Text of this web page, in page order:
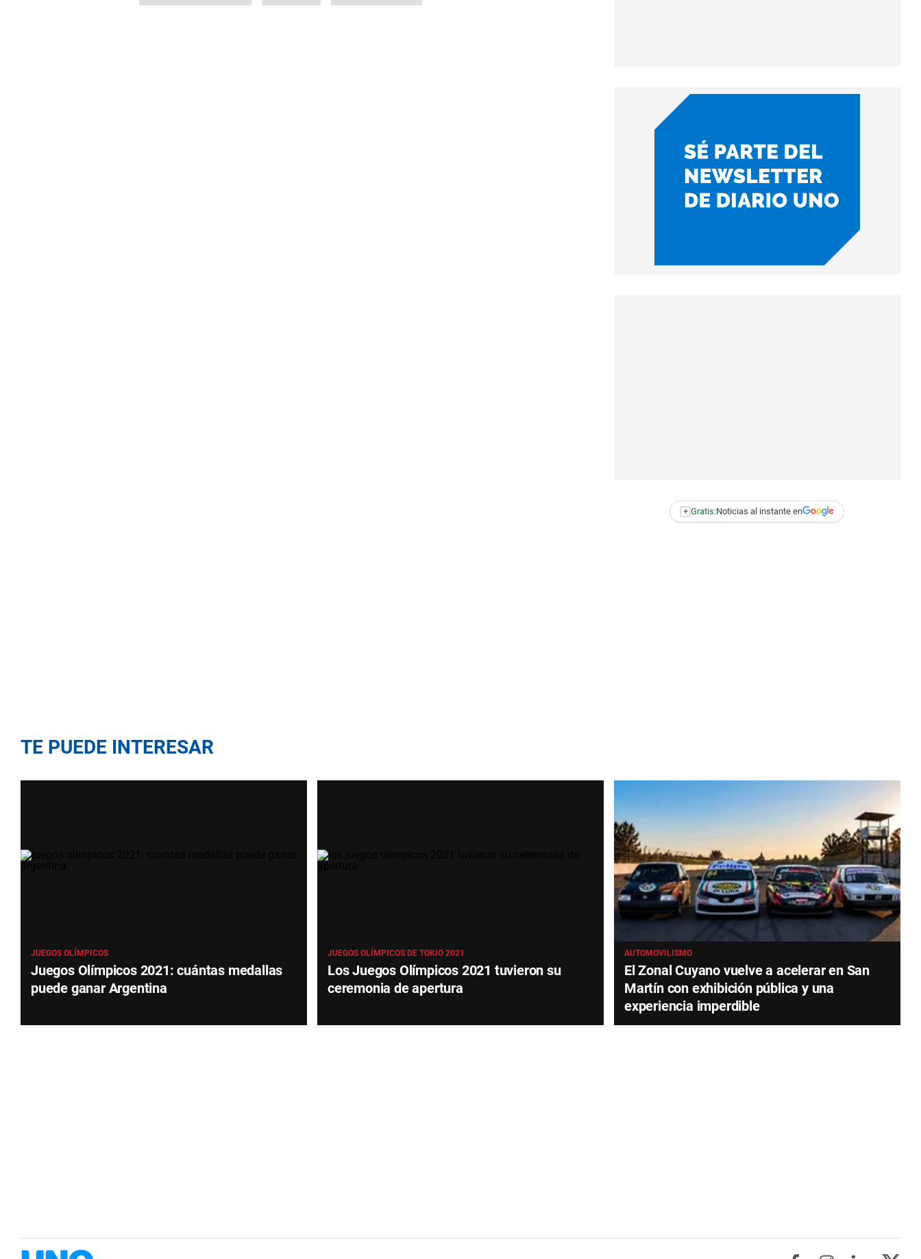
+ Gratis:Noticias al instante en
TE PUEDE INTERESAR
JUEGOS OLÍMPICOS
Juegos Olímpicos 2021: cuántas medallas
puede ganar Argentina
JUEGOS OLÍMPICOS DE TOKIO 2021
Los Juegos Olímpicos 2021 tuvieron su
ceremonia de apertura
AUTOMOVILISMO
El Zonal Cuyano vuelve a acelerar en San
Martín con exhibición pública y una
experiencia imperdible